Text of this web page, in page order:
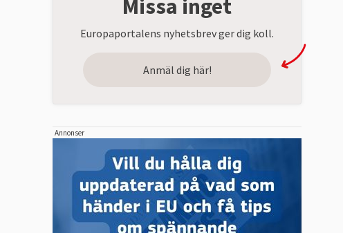
Missa inget
Europaportalens nyhetsbrev ger dig koll.
Anmäl dig här!
Annonser